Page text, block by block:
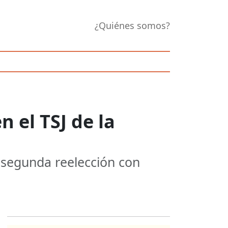
¿Quiénes somos?
el TSJ de la
reelección con